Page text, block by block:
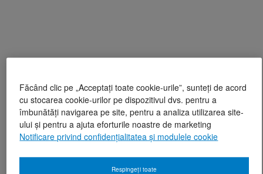
Făcând clic pe „Acceptați toate cookie-urile”, sunteți de acord
cu stocarea cookie-urilor pe dispozitivul dvs. pentru a
îmbunătăți navigarea pe site, pentru a analiza utilizarea site-
ului și pentru a ajuta eforturile noastre de marketing
Notificare privind confidențialitatea și modulele cookie
Respingeți toate